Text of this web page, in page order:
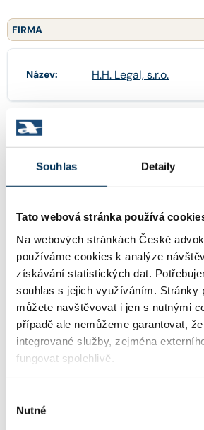
Souhlas Detaily
Tato webová stránka používá
Na webových stránkách České
používáme cookies k analýze
získávání statistických dat.
souhlas s jejich využíváním. Stránky
můžete navštěvovat i jen s nutnými
případě ale nemůžeme garantovat,
integrované služby, zejména
fungovat spolehlivě.
souhlasu
Nutné
FIRMA
Název: H.H. Legal, s.r.o.
IČO:
WWW: http://
Email:
Telefon: +420241010820